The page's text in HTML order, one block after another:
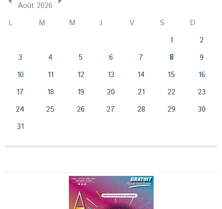
Août 2026
L
M M J V S
D
1
2
3
4 5 6 7 8
9
10
11 12 13 14 15
16
17
18 19 20 21 22
23
24
25 26 27 28 29
30
31